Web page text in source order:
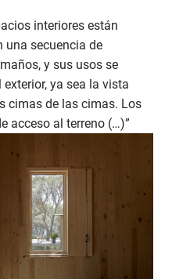
interiores están
una secuencia de
y sus usos se
ya sea la vista
cimas de las cimas. Los
acceso al terreno (…)”